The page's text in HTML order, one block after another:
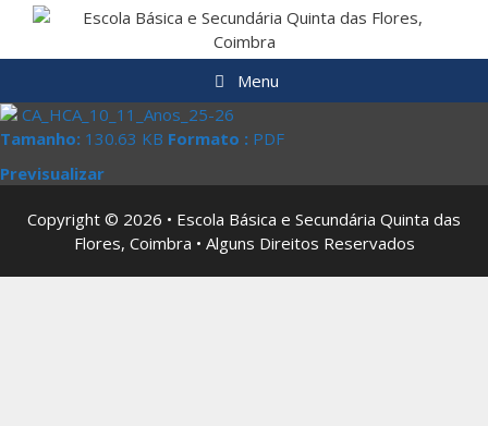
Saltar
o
Menu
CA_HCA_10_11_Anos_25-26
Tamanho: 130.63 KB Formato : PDF
Previsualizar
Copyright © 2026 • Escola Básica e Secundária Quinta das
Flores, Coimbra • Alguns Direitos Reservados